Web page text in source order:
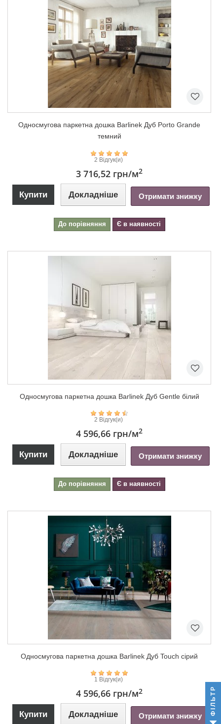
Односмугова паркетна дошка Barlinek Дуб Porto Grande
темний
2 Відгук(и)
3 716,52 грн/м2
Купити Докладніше Отримати знижку
До порівняння Є в наявності
Односмугова паркетна дошка Barlinek Дуб Gentle білий
2 Відгук(и)
4 596,66 грн/м2
Купити Докладніше Отримати знижку
До порівняння Є в наявності
Односмугова паркетна дошка Barlinek Дуб Touch сірий
1 Відгук(и)
4 596,66 грн/м2
Купити Докладніше Отримати знижку ФІЛЬТР